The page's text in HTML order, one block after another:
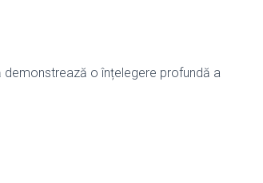
o înțelegere profundă a